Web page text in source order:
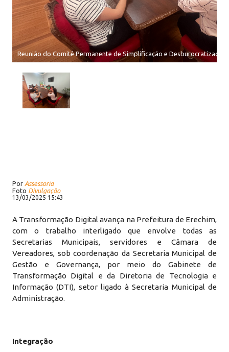
Reunião do Comitê Permanente de Simplificação e Desburocratização
Por Assessoria
Foto Divulgação
13/03/2025 15:43
A Transformação Digital avança na Prefeitura de Erechim,
com o trabalho interligado que envolve todas as
Secretarias Municipais, servidores e Câmara de
Vereadores, sob coordenação da Secretaria Municipal de
Gestão e Governança, por meio do Gabinete de
Transformação Digital e da Diretoria de Tecnologia e
Informação (DTI), setor ligado à Secretaria Municipal de
Administração.
Integração